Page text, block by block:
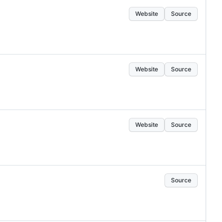
Website Source
Website Source
Website Source
Source